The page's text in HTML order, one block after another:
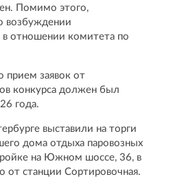
Помимо этого,
возбуждении
в отношении комитета по
прием заявок от
конкурса должен был
года.
выставили на торги
дома отдыха паровозных
на Южном шоссе, 36, в
от станции Сортировочная.